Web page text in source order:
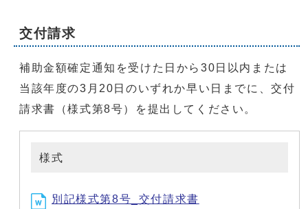
交付請求
補助金額確定通知を受けた日から30日以内または
当該年度の3月20日のいずれか早い日までに、交付
請求書（様式第8号）を提出してください。
様式
別記様式第8号_交付請求書